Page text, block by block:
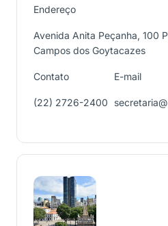
Endereço
Avenida Anita Peçanha, 100
Campos dos Goytacazes
Contato
(22) 2726-2400
E-mail